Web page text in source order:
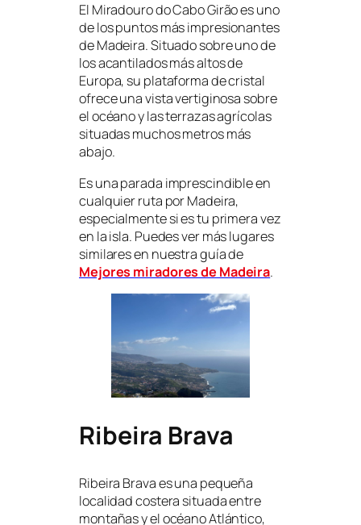
El Miradouro do Cabo Girão es uno
de los puntos más impresionantes
de Madeira. Situado sobre uno de
los acantilados más altos de
Europa, su plataforma de cristal
ofrece una vista vertiginosa sobre
el océano y las terrazas agrícolas
situadas muchos metros más
abajo.
Es una parada imprescindible en
cualquier ruta por Madeira,
especialmente si es tu primera vez
en la isla. Puedes ver más lugares
similares en nuestra guía de
Mejores miradores de Madeira.
Ribeira Brava
Ribeira Brava es una pequeña
localidad costera situada entre
montañas y el océano Atlántico,